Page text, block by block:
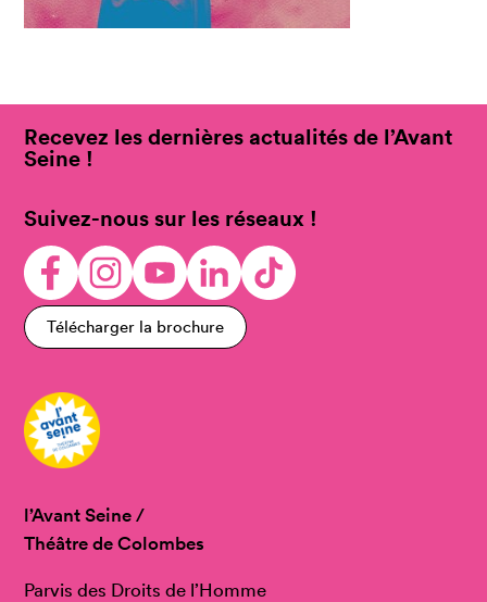
Recevez les dernières actualités de l’Avant
Seine !
Suivez-nous sur les réseaux !
Télécharger la brochure
l’Avant Seine /
Théâtre de Colombes
Parvis des Droits de l’Homme